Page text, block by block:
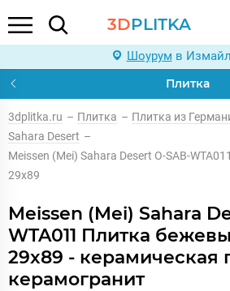
3DPLITKA
Шоурум в
Плитка
3dplitka.ru – Плитка – Плитка из
Sahara Desert –
Meissen (Mei) Sahara Desert O-SAB-
29х89
Meissen (Mei) Sahara
WTA011 Плитка
29x89 - керамическая
керамогранит